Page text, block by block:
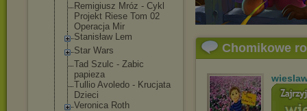
Remigiusz Mróz - Cykl
Projekt Riese Tom 02
Operacja Mir
Stanisław Lem
Star Wars
Tad Szulc - Zabic
papieza
Tullio Avoledo - Krucjata
Dzieci
Veronica Roth
Chomikowe